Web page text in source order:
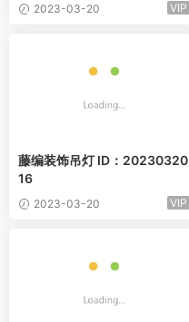
2023-03-20 VIP
藤编装饰吊灯 ID：20230320
16
2023-03-20 VIP